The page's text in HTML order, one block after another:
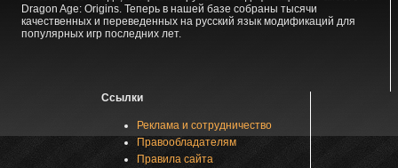
Dragon Age: Origins. Теперь в нашей базе собраны тысячи
качественных и переведенных на русский язык модификаций для
популярных игр последних лет.
Ссылки
Реклама и сотрудничество
Правообладателям
Правила сайта